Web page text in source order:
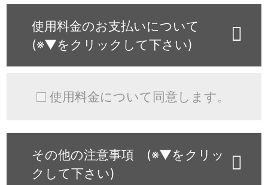
使用料金のお支払いについて
(※▼をクリックして下さい)
使用料金について同意します。
その他の注意事項 (※▼をクリッ
クして下さい)